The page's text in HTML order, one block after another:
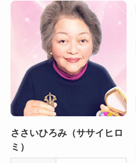
ささいひろみ（ササイヒロ
ミ）